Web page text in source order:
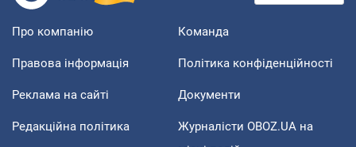
Про компанію Команда
Правова інформація Політика конфіденційності
Реклама на сайті Документи
Редакційна політика
Журналісти OBOZ.UA на